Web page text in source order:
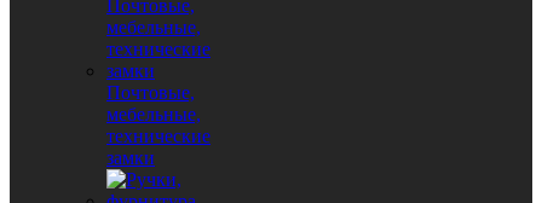
Почтовые,
мебельные,
технические
замки